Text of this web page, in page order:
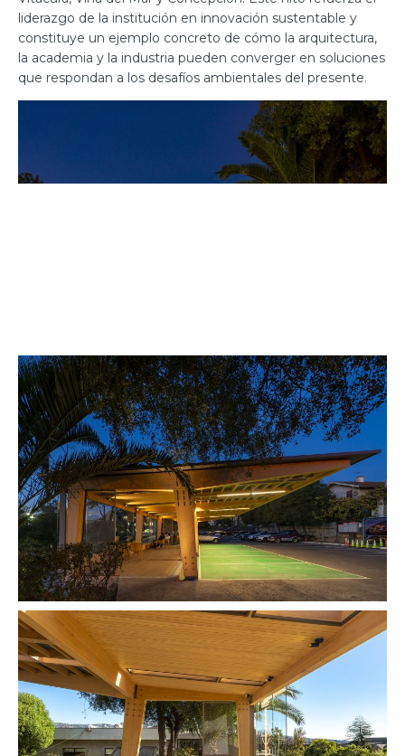
liderazgo de la institución en innovación sustentable y
constituye un ejemplo concreto de cómo la arquitectura,
la academia y la industria pueden converger en soluciones
que respondan a los desafíos ambientales del presente.